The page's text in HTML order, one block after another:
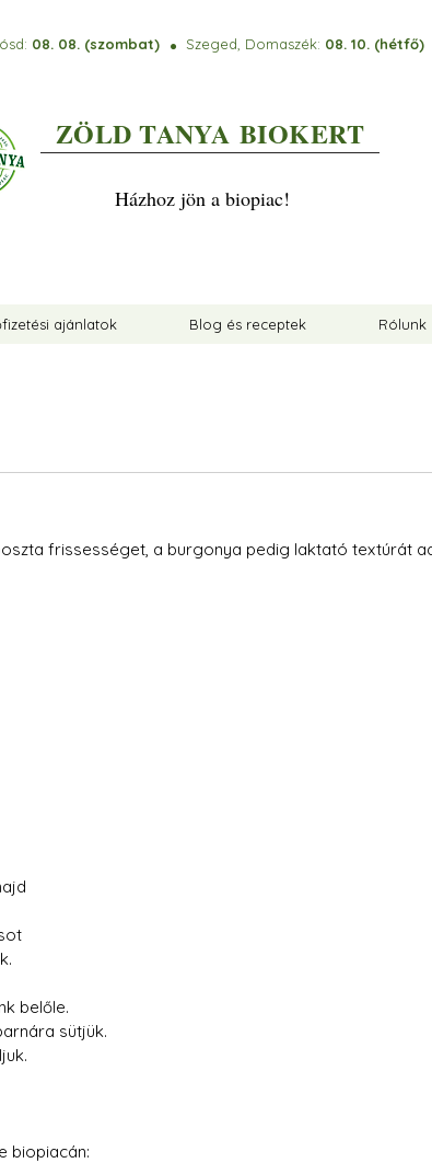
08. 08. (szombat) ⚫️ Szeged, Domaszék: 08. 10. (hétfő)
ZÖLD TANYA BIOKERT
Házhoz jön a biopiac!
ajánlatok Blog és receptek Rólunk
frissességet, a burgonya pedig laktató textúrát
belőle.
sütjük.
biopiacán: